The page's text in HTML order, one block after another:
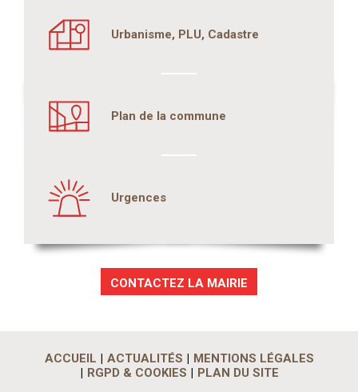
Urbanisme, PLU, Cadastre
Plan de la commune
Urgences
CONTACTEZ LA MAIRIE
ACCUEIL ACTUALITÉS
MENTIONS LÉGALES
RGPD & COOKIES
PLAN DU SITE